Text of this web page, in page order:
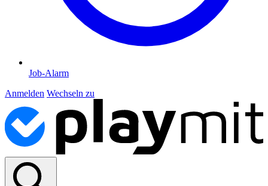
Job-Alarm
Anmelden Wechseln zu